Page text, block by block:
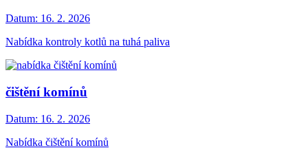
Datum: 16. 2. 2026
Nabídka kontroly kotlů na tuhá paliva
čištění komínů
Datum: 16. 2. 2026
Nabídka čištění komínů